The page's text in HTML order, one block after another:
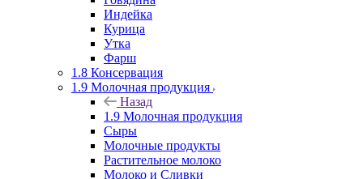
Индейка
Курица
Утка
Фарш
1.8 Консервация
1.9 Молочная продукция
Назад
1.9 Молочная продукция
Сыры
Молочные продукты
Растительное молоко
Молоко и Сливки